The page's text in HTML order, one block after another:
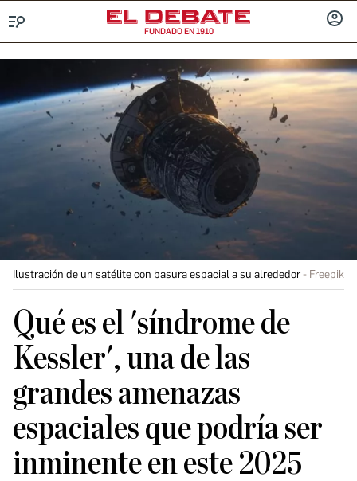
FUNDADO EN 1910
Ilustración de un satélite con basura espacial a su alrededor Freepik
Qué es el 'síndrome de
Kessler', una de las
grandes amenazas
espaciales que podría ser
inminente en este 2025